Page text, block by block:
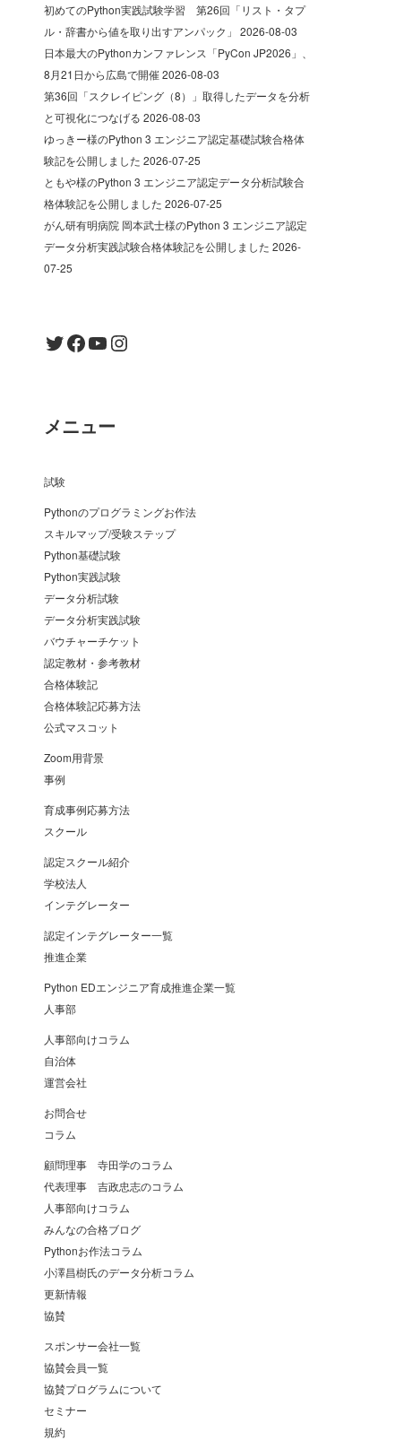
初めてのPython実践試験学習 第26回「リスト・タプ
ル・辞書から値を取り出すアンパック」 2026-08-03
日本最大のPythonカンファレンス「PyCon JP2026」、
8月21日から広島で開催2026-08-03
第36回「スクレイピング（8）」取得したデータを分析
と可視化につなげる 2026-08-03
ゆっきー様のPython 3 エンジニア認定基礎試験合格体
験記を公開しました 2026-07-25
ともや様のPython 3 エンジニア認定データ分析試験合
格体験記を公開しました 2026-07-25
がん研有明病院 岡本武士様のPython 3 エンジニア認定
データ分析実践試験合格体験記を公開しました 2026-
07-25
Twitter
Facebook
YouTube
Instagram
メニュー
試験
Pythonのプログラミングお作法
スキルマップ/受験ステップ
Python基礎試験
Python実践試験
データ分析試験
データ分析実践試験
バウチャーチケット
認定教材・参考教材
合格体験記
合格体験記応募方法
公式マスコット
Zoom用背景
事例
育成事例応募方法
スクール
認定スクール紹介
学校法人
インテグレーター
認定インテグレーター一覧
推進企業
Python EDエンジニア育成推進企業一覧
人事部
人事部向けコラム
自治体
運営会社
お問合せ
コラム
顧問理事 寺田学のコラム
代表理事 吉政忠志のコラム
人事部向けコラム
みんなの合格ブログ
Pythonお作法コラム
小澤昌樹氏のデータ分析コラム
更新情報
協賛
スポンサー会社一覧
協賛会員一覧
協賛プログラムについて
セミナー
規約